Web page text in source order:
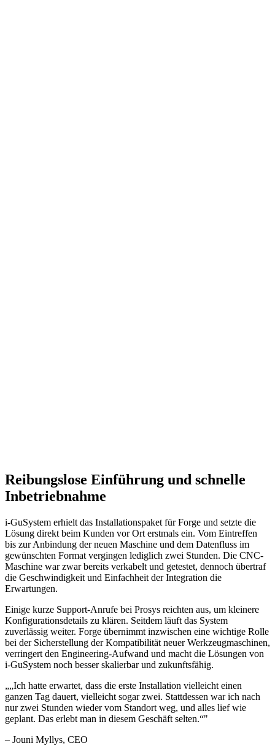
Reibungslose Einführung und schnelle
Inbetriebnahme
i-GuSystem erhielt das Installationspaket für Forge und setzte die
Lösung direkt beim Kunden vor Ort erstmals ein. Vom Eintreffen
bis zur Anbindung der neuen Maschine und dem Datenfluss im
gewünschten Format vergingen lediglich zwei Stunden. Die CNC-
Maschine war zwar bereits verkabelt und getestet, dennoch übertraf
die Geschwindigkeit und Einfachheit der Integration die
Erwartungen.
Einige kurze Support-Anrufe bei Prosys reichten aus, um kleinere
Konfigurationsdetails zu klären. Seitdem läuft das System
zuverlässig weiter. Forge übernimmt inzwischen eine wichtige Rolle
bei der Sicherstellung der Kompatibilität neuer Werkzeugmaschinen,
verringert den Engineering-Aufwand und macht die Lösungen von
i-GuSystem noch besser skalierbar und zukunftsfähig.
„„Ich hatte erwartet, dass die erste Installation vielleicht einen
ganzen Tag dauert, vielleicht sogar zwei. Stattdessen war ich nach
nur zwei Stunden wieder vom Standort weg, und alles lief wie
geplant. Das erlebt man in diesem Geschäft selten.“"
– Jouni Myllys, CEO